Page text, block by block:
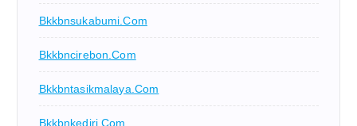
Bkkbnsukabumi.com
Bkkbncirebon.com
Bkkbntasikmalaya.com
Bkkbnkediri.com